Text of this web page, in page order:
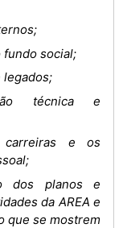
fundo social;
legados;
técnica e
e os
dos planos e
da AREA e
que se mostrem